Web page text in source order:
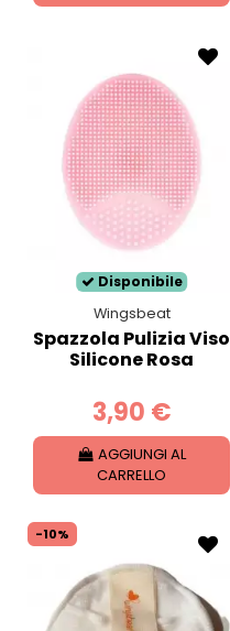
Disponibile
Wingsbeat
Spazzola Pulizia Viso
Silicone Rosa
3,90 €
AGGIUNGI AL
CARRELLO
-10%